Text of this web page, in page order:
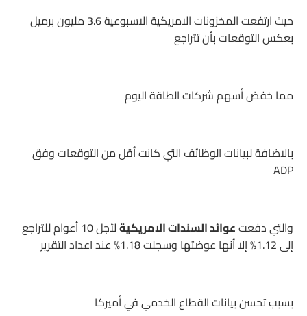
حيث ارتفعت المخزونات الامريكية الاسبوعية 3.6 مليون برميل
بعكس التوقعات بأن تتراجع
مما خفض أسهم شركات الطاقة اليوم
بالاضافة لبيانات الوظائف التي كانت أقل من التوقعات وفق
ADP
والتي دفعتعوائد السندات الامريكية
لأجل 10 أعوام للتراجع
إلى 1.12% إلا أنها عوضتها وسجلت 1.18% عند اعداد التقرير
بسبب تحسن بيانات القطاع الخدمي في أميركا